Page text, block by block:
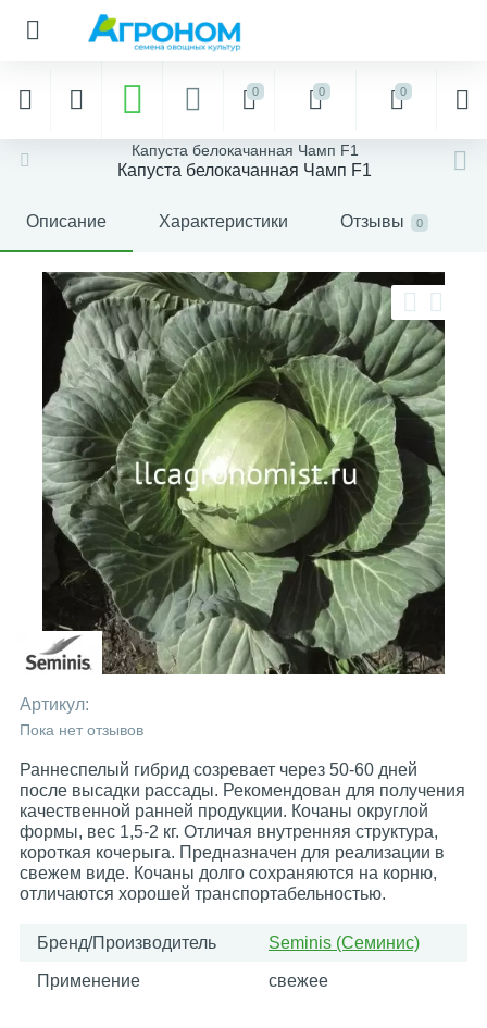
0 0 0
Капуста белокачанная Чамп F1
Капуста белокачанная Чамп F1
Описание Характеристики Отзывы 0
Артикул:
Пока нет отзывов
Раннеспелый гибрид созревает через 50-60 дней
после высадки рассады. Рекомендован для получения
качественной ранней продукции. Кочаны округлой
формы, вес 1,5-2 кг. Отличая внутренняя структура,
короткая кочерыга. Предназначен для реализации в
свежем виде. Кочаны долго сохраняются на корню,
отличаются хорошей транспортабельностью.
Бренд/Производитель Seminis (Семинис)
Применение свежее